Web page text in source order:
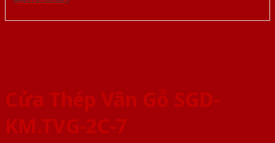
Cửa Thép Vân Gỗ SGD-
KM.TVG-2C-7